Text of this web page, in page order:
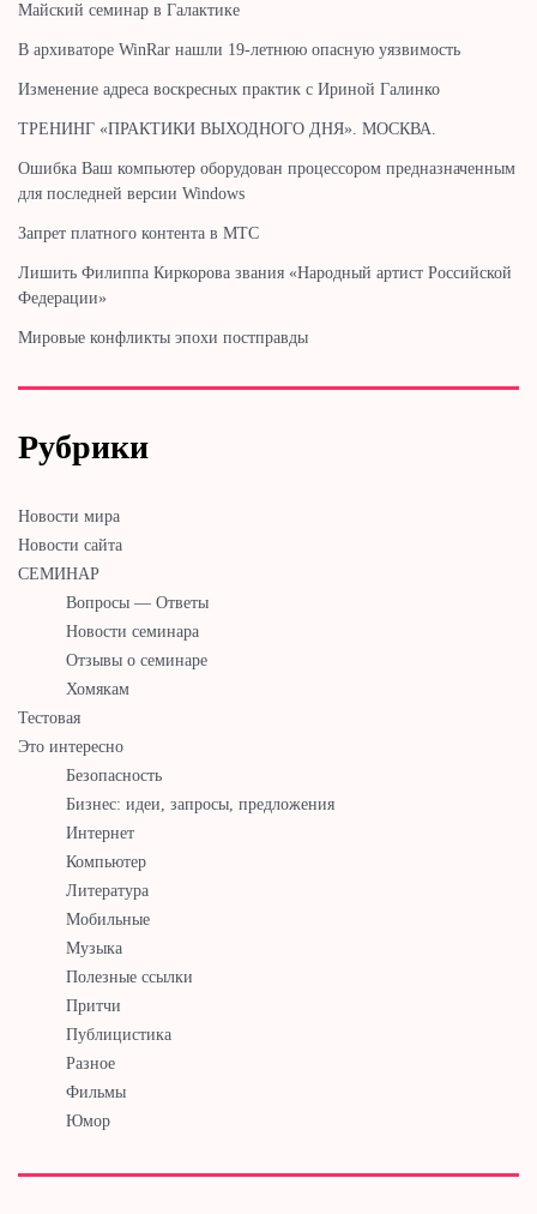
Майский семинар в Галактике
В архиваторе WinRar нашли 19-летнюю опасную уязвимость
Изменение адреса воскресных практик с Ириной Галинко
ТРЕНИНГ «ПРАКТИКИ ВЫХОДНОГО ДНЯ». МОСКВА.
Ошибка Ваш компьютер оборудован процессором предназначенным
для последней версии Windows
Запрет платного контента в МТС
Лишить Филиппа Киркорова звания «Народный артист Российской
Федерации»
Мировые конфликты эпохи постправды
Рубрики
Новости мира
Новости сайта
СЕМИНАР
Вопросы — Ответы
Новости семинара
Отзывы о семинаре
Хомякам
Тестовая
Это интересно
Безопасность
Бизнес: идеи, запросы, предложения
Интернет
Компьютер
Литература
Мобильные
Музыка
Полезные ссылки
Притчи
Публицистика
Разное
Фильмы
Юмор